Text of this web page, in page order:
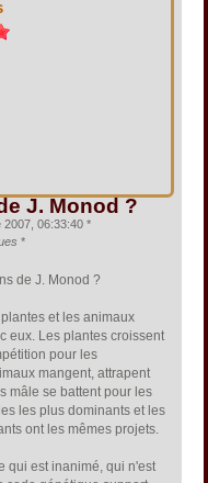
J. Monod ?
2007, 06:33:40 *
*
de J. Monod ?
et les animaux
eux. Les plantes croissent
pour les
mangent, attrapent
mâle se battent pour les
les plus dominants et les
ont les mêmes projets.
qui est inanimé, qui n'est